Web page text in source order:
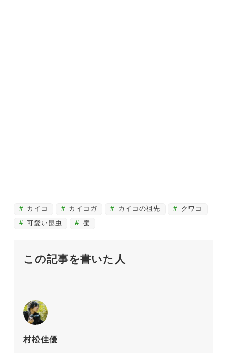
カイコ カイコガ カイコの祖先
クワコ
可愛い昆虫
蚕
この記事を書いた人
村松佳優